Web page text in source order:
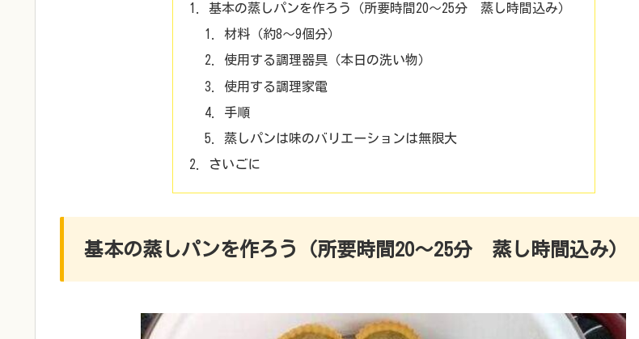
基本の蒸しパンを作ろう（所要時間20～25分 蒸し時間込み）
材料（約8～9個分）
使用する調理器具（本日の洗い物）
使用する調理家電
手順
蒸しパンは味のバリエーションは無限大
さいごに
基本の蒸しパンを作ろう（所要時間20～25分 蒸し時間込み）